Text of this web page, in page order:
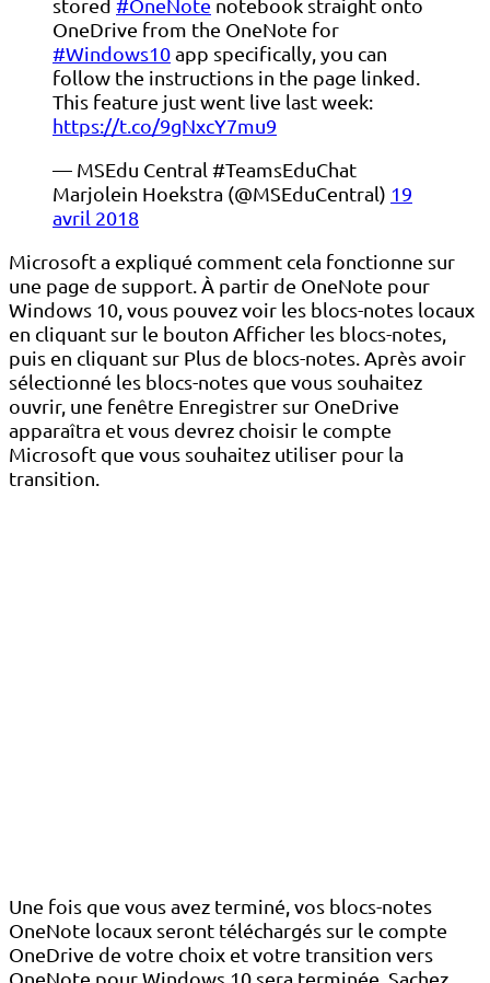
stored #OneNote notebook straight onto
OneDrive from the OneNote for
#Windows10app specifically, you can
follow the instructions in the page linked.
This feature just went live last week:
https://t.co/9gNxcY7mu9
— MSEdu Central #TeamsEduChat
Marjolein Hoekstra (@MSEduCentral) 19
avril 2018
Microsoft a expliqué comment cela fonctionne sur
une page de support. À partir de OneNote pour
Windows 10, vous pouvez voir les blocs-notes locaux
en cliquant sur le bouton Afficher les blocs-notes,
puis en cliquant sur Plus de blocs-notes. Après avoir
sélectionné les blocs-notes que vous souhaitez
ouvrir, une fenêtre Enregistrer sur OneDrive
apparaîtra et vous devrez choisir le compte
Microsoft que vous souhaitez utiliser pour la
transition.
Une fois que vous avez terminé, vos blocs-notes
OneNote locaux seront téléchargés sur le compte
OneDrive de votre choix et votre transition vers
OneNote pour Windows 10 sera terminée. Sachez